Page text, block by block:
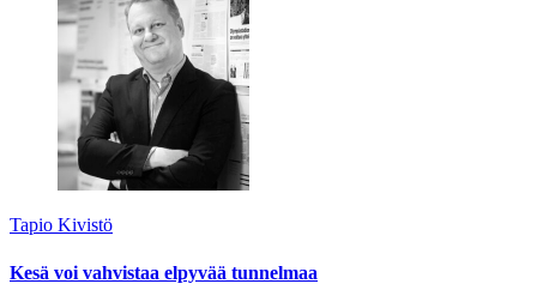
Tapio Kivistö
Kesä voi vahvistaa elpyvää tunnelmaa